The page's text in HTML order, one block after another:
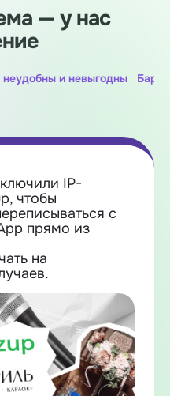
— у нас
неудобны и невыгодны
IP-
чтобы
с
прямо из
на